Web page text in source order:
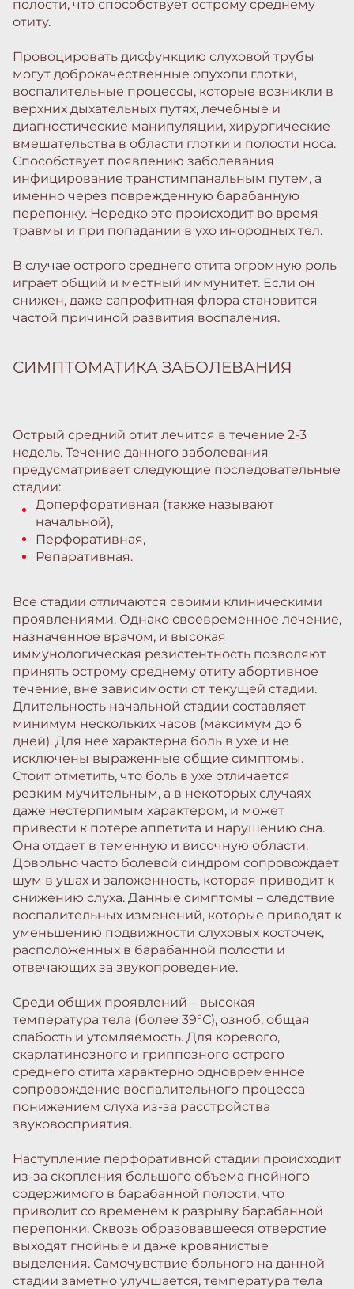
полости, что способствует острому среднему
отиту.
Провоцировать дисфункцию слуховой трубы
могут доброкачественные опухоли глотки,
воспалительные процессы, которые возникли в
верхних дыхательных путях, лечебные и
диагностические манипуляции, хирургические
вмешательства в области глотки и полости носа.
Способствует появлению заболевания
инфицирование транстимпанальным путем, а
именно через поврежденную барабанную
перепонку. Нередко это происходит во время
травмы и при попадании в ухо инородных тел.
В случае острого среднего отита огромную роль
играет общий и местный иммунитет. Если он
снижен, даже сапрофитная флора становится
частой причиной развития воспаления.
СИМПТОМАТИКА ЗАБОЛЕВАНИЯ
Острый средний отит лечится в течение 2-3
недель. Течение данного заболевания
предусматривает следующие последовательные
стадии:
Доперфоративная (также называют
начальной),
Перфоративная,
Репаративная.
Все стадии отличаются своими клиническими
проявлениями. Однако своевременное лечение,
назначенное врачом, и высокая
иммунологическая резистентность позволяют
принять острому среднему отиту абортивное
течение, вне зависимости от текущей стадии.
Длительность начальной стадии составляет
минимум нескольких часов (максимум до 6
дней). Для нее характерна боль в ухе и не
исключены выраженные общие симптомы.
Стоит отметить, что боль в ухе отличается
резким мучительным, а в некоторых случаях
даже нестерпимым характером, и может
привести к потере аппетита и нарушению сна.
Она отдает в теменную и височную области.
Довольно часто болевой синдром сопровождает
шум в ушах и заложенность, которая приводит к
снижению слуха. Данные симптомы – следствие
воспалительных изменений, которые приводят к
уменьшению подвижности слуховых косточек,
расположенных в барабанной полости и
отвечающих за звукопроведение.
Среди общих проявлений – высокая
температура тела (более 39°С), озноб, общая
слабость и утомляемость. Для коревого,
скарлатинозного и гриппозного острого
среднего отита характерно одновременное
сопровождение воспалительного процесса
понижением слуха из-за расстройства
звуковосприятия.
Наступление перфоративной стадии происходит
из-за скопления большого объема гнойного
содержимого в барабанной полости, что
приводит со временем к разрыву барабанной
перепонки. Сквозь образовавшееся отверстие
выходят гнойные и даже кровянистые
выделения. Самочувствие больного на данной
стадии заметно улучшается, температура тела